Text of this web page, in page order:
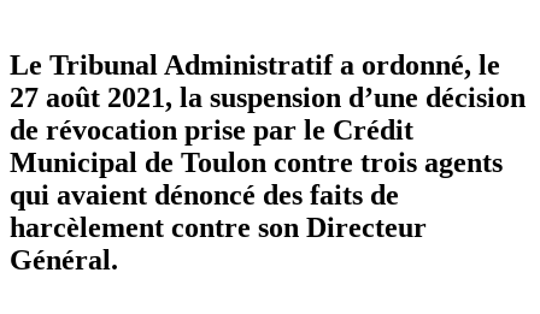
Le Tribunal Administratif a ordonné, le
27 août 2021, la suspension d’une décision
de révocation prise par le Crédit
Municipal de Toulon contre trois agents
qui avaient dénoncé des faits de
harcèlement contre son Directeur
Général.